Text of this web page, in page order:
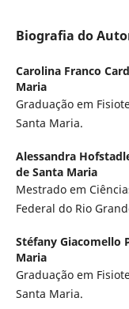
Biografia do
Carolina Franco
Maria
Graduação em
Santa Maria.
Alessandra
de Santa Maria
Mestrado em
Federal do Rio
Stéfany Giacomello
Maria
Graduação em
Santa Maria.